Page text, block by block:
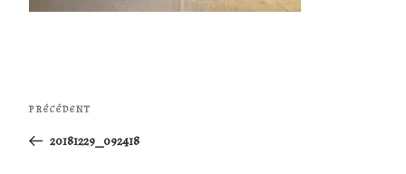
l’article
Article
PRÉCÉDENT
20181229_092418